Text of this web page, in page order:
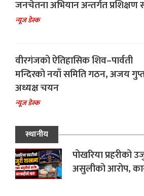
जनचेतना अभियान अन्तर्गत प्रशिक्षण
न्यूज डेस्क
वीरगंजको ऐतिहासिक शिव–पार्वती
मन्दिरको नयाँ समिति गठन, अजय
अध्यक्ष चयन
न्यूज डेस्क
स्थानीय
पोखरिया प्रहरीको
असुलीको आरोप,